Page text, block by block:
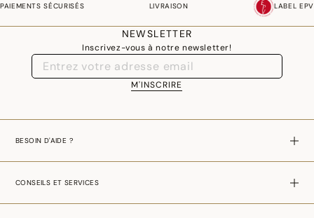
PAIEMENTS SÉCURISÉS LIVRAISON LABEL EPV
NEWSLETTER
Inscrivez-vous à notre newsletter!
M'INSCRIRE
BESOIN D'AIDE ?
CONSEILS ET SERVICES